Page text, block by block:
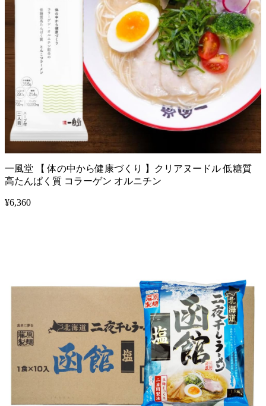
一風堂 【 体の中から健康づくり 】クリアヌードル 低糖質
高たんぱく質 コラーゲン オルニチン
¥6,360